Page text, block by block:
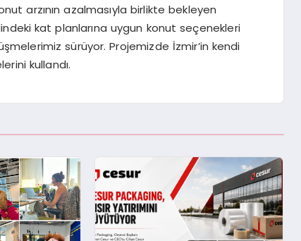
arzının azalmasıyla birlikte bekleyen
kat planlarına uygun konut seçenekleri
sürüyor. Projemizde İzmir’in kendi
kullandı.